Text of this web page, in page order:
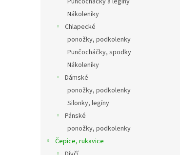
Nákoleníky
Chlapecké
ponožky, podkolenky
Punčocháčky, spodky
Nákoleníky
Dámské
ponožky, podkolenky
Silonky, legíny
Pánské
ponožky, podkolenky
Čepice, rukavice